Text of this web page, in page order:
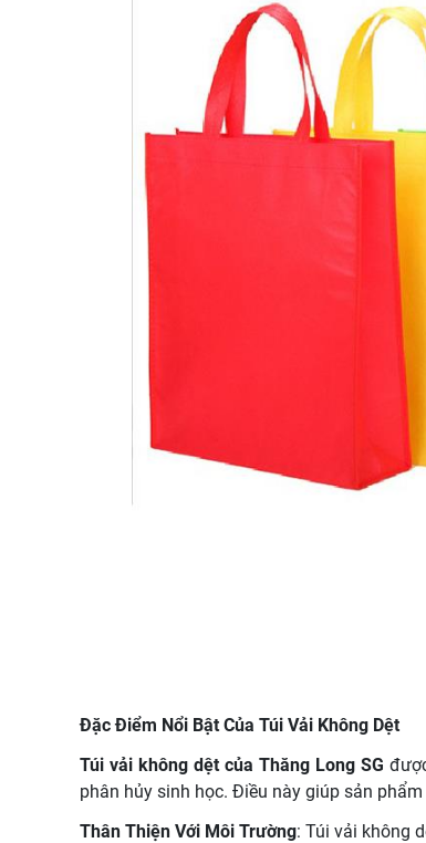
Đặc Điểm Nổi Bật Của Túi Vải Không Dệt
Túi vải không dệt của Thăng Long SG
phân hủy sinh học. Điều này giúp sản
Thân Thiện Với Môi Trường: Túi vải không